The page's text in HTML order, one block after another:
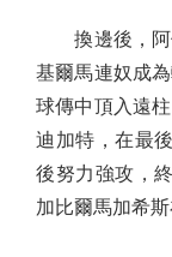
換邊後，阿
基爾馬連奴成
球傳中頂入遠
迪加特，在最
後努力強攻，
加比爾馬加希